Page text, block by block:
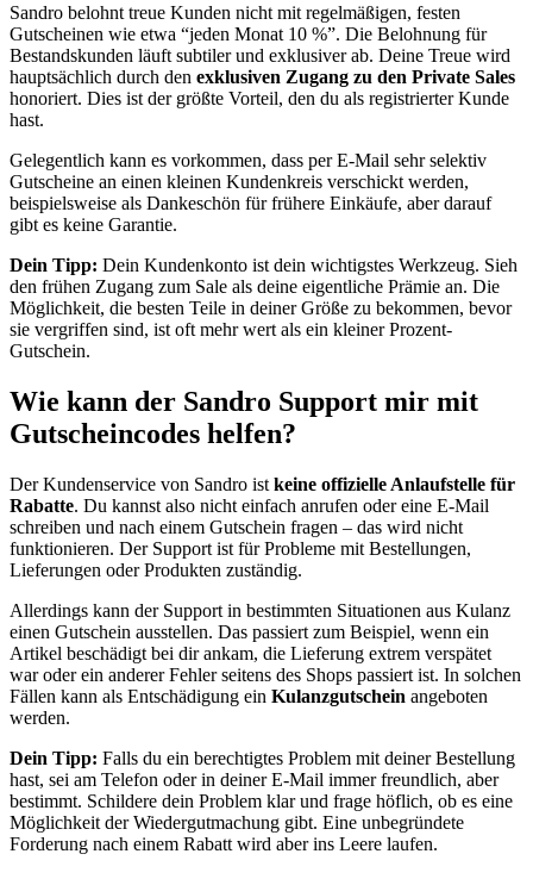
Sandro belohnt treue Kunden nicht mit regelmäßigen, festen
Gutscheinen wie etwa “jeden Monat 10 %”. Die Belohnung für
Bestandskunden läuft subtiler und exklusiver ab. Deine Treue wird
hauptsächlich durch den exklusiven Zugang zu den Private Sales
honoriert. Dies ist der größte Vorteil, den du als registrierter Kunde
hast.
Gelegentlich kann es vorkommen, dass per E-Mail sehr selektiv
Gutscheine an einen kleinen Kundenkreis verschickt werden,
beispielsweise als Dankeschön für frühere Einkäufe, aber darauf
gibt es keine Garantie.
Dein Tipp: Dein Kundenkonto ist dein wichtigstes Werkzeug. Sieh
den frühen Zugang zum Sale als deine eigentliche Prämie an. Die
Möglichkeit, die besten Teile in deiner Größe zu bekommen, bevor
sie vergriffen sind, ist oft mehr wert als ein kleiner Prozent-
Gutschein.
Wie kann der Sandro Support mir mit
Gutscheincodes helfen?
Der Kundenservice von Sandro ist keine offizielle Anlaufstelle für
Rabatte. Du kannst also nicht einfach anrufen oder eine E-Mail
schreiben und nach einem Gutschein fragen – das wird nicht
funktionieren. Der Support ist für Probleme mit Bestellungen,
Lieferungen oder Produkten zuständig.
Allerdings kann der Support in bestimmten Situationen aus Kulanz
einen Gutschein ausstellen. Das passiert zum Beispiel, wenn ein
Artikel beschädigt bei dir ankam, die Lieferung extrem verspätet
war oder ein anderer Fehler seitens des Shops passiert ist. In solchen
Fällen kann als Entschädigung ein Kulanzgutschein angeboten
werden.
Dein Tipp: Falls du ein berechtigtes Problem mit deiner Bestellung
hast, sei am Telefon oder in deiner E-Mail immer freundlich, aber
bestimmt. Schildere dein Problem klar und frage höflich, ob es eine
Möglichkeit der Wiedergutmachung gibt. Eine unbegründete
Forderung nach einem Rabatt wird aber ins Leere laufen.